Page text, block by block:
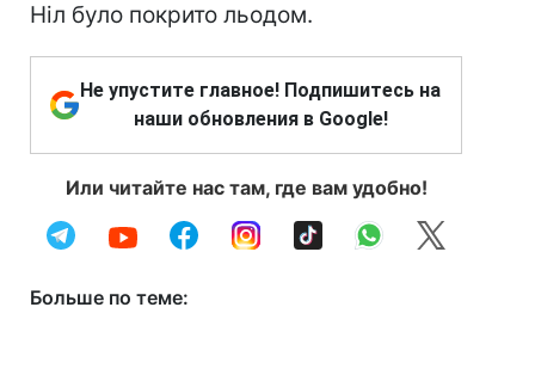
Ніл було покрито льодом.
Не упустите главное! Подпишитесь на
наши обновления в Google!
Или читайте нас там, где вам удобно!
Больше по теме: